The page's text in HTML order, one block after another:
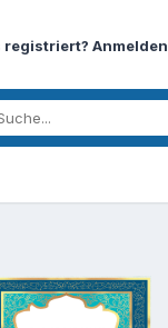
registriert? Anmelden